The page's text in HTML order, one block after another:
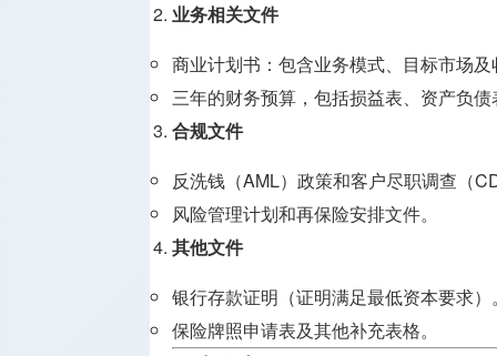
业务相关文件
商业计划书：包含业务模式、目标市场
三年的财务预算，包括损益表、资产负
合规文件
反洗钱（AML）政策和客户尽职调查（
风险管理计划和再保险安排文件。
其他文件
银行存款证明（证明满足最低资本要求）
保险牌照申请表及其他补充表格。